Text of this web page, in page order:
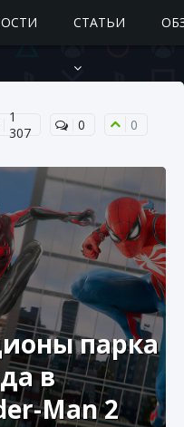
СТАТЬИ
0 1
1
307
0 0
парка
в
Man 2